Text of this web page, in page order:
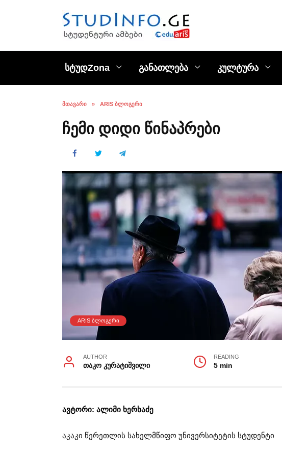
სტუდZona განათლება კულტურა
ᲛᲗᲐᲕᲐᲠᲘ » ARIS ᲑᲚᲝᲒᲔᲠᲘ
ჩემი დიდი წინაპრები
ARIS ᲑᲚᲝᲒᲔᲠᲘ
AUTHOR
თაკო კურატიშვილი
READING
5 min
ავტორი: ალიმი ხერხაძე
აკაკი წერეთლის სახელმწიფო უნივერსიტეტის სტუდენტი